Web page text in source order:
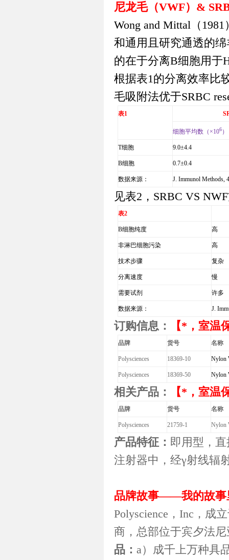
尼龙毛（VWF） &
Wong and Mittal （ 1981
和通用且研究通透的
的在于分离B细胞用于
根据表1的分离效率比
毛吸附法优于SRBC
表1
细胞平均数（ ×106）
T细胞 9.0±4.4
B细胞 0.7±0.4
数据来源： J. Immunol Methods,
见表2 ， SRBC VS NWF
表2
B细胞纯度 高
非淋巴细胞污染 高
技术步骤 复杂
分离速度 慢
需要试剂 许多
数据来源： J.
订购信息： 【*，室温
品牌 货号 名称
Polysciences 18369-10 Nylon
Polysciences 18369-50 Nylon
相关产品： 【*，室温
品牌 货号 名称
Polysciences 21759-1 Nylon
产品特征： 即用型，
注射器中，经γ射线辐
品牌故事——我的故
Polyscience ， Inc ，成
商，总部位于宾夕法
品： a）成千上万种具